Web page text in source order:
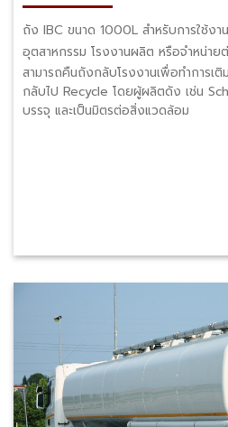
ถัง IBC ขนาด 1000L สำหรับการใช้งา
อุตสาหกรรม โรงงานผลิต หรือจำหน่า
สามารถคืนถังกลับโรงงานเพื่อทำการเ
กลับไป Recycle โดยผู้ผลิตดัง เช่น
บรรจุ และเป็นมิตรต่อสิ่งแวดล้อม